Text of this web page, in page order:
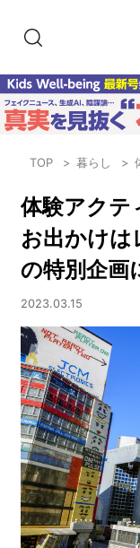
TOP 暮らし
体験アクテ
お出かけ
の特別企画
2023.03.15